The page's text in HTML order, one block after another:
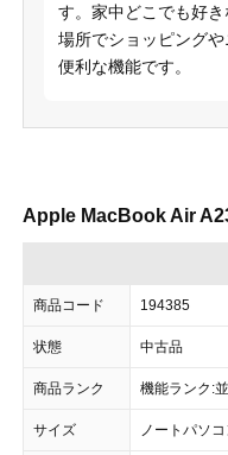
す。家中どこでも好き
場所でショッピングや
便利な機能です。
Apple MacBook Air
商品コード 194385
状態 中古品
商品ランク 機能ランク:
サイズ ノートパソ